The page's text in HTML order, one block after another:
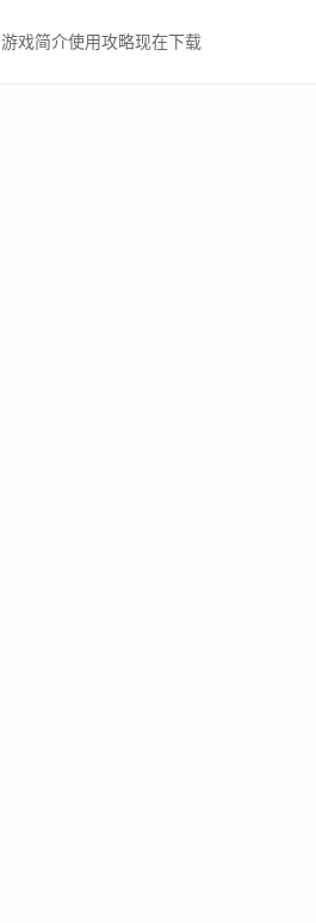
游戏简介使用攻略现在下载